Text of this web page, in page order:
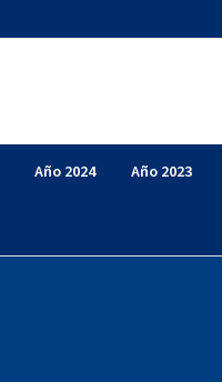
Año 2024 Año 2023